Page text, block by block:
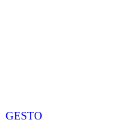
GESTO